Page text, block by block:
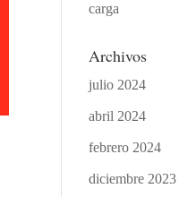
carga
Archivos
julio 2024
abril 2024
febrero 2024
diciembre 2023